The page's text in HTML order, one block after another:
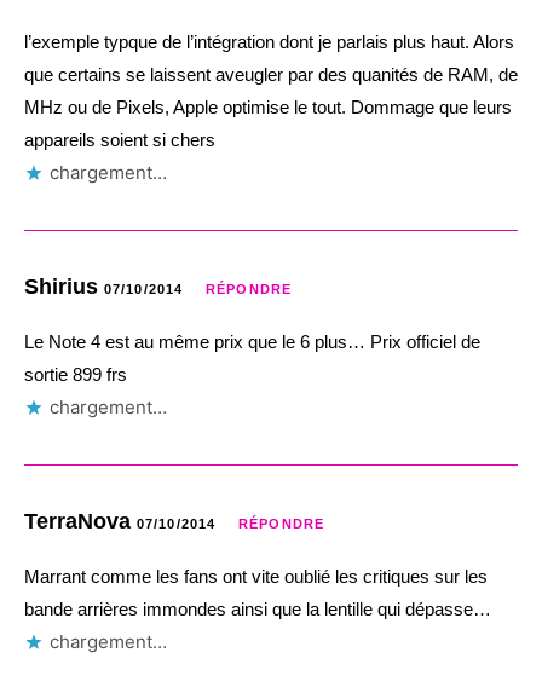
l’exemple typque de l’intégration dont je parlais plus haut. Alors
que certains se laissent aveugler par des quanités de RAM, de
MHz ou de Pixels, Apple optimise le tout. Dommage que leurs
appareils soient si chers
chargement…
Shirius 07/10/2014 RÉPONDRE
Le Note 4 est au même prix que le 6 plus… Prix officiel de
sortie 899 frs
chargement…
TerraNova 07/10/2014 RÉPONDRE
Marrant comme les fans ont vite oublié les critiques sur les
bande arrières immondes ainsi que la lentille qui dépasse…
chargement…